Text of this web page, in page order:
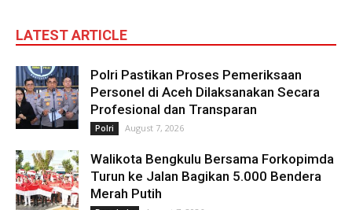
LATEST ARTICLE
Polri Pastikan Proses Pemeriksaan
Personel di Aceh Dilaksanakan Secara
Profesional dan Transparan
Polri August 7, 2026
Walikota Bengkulu Bersama Forkopimda
Turun ke Jalan Bagikan 5.000 Bendera
Merah Putih